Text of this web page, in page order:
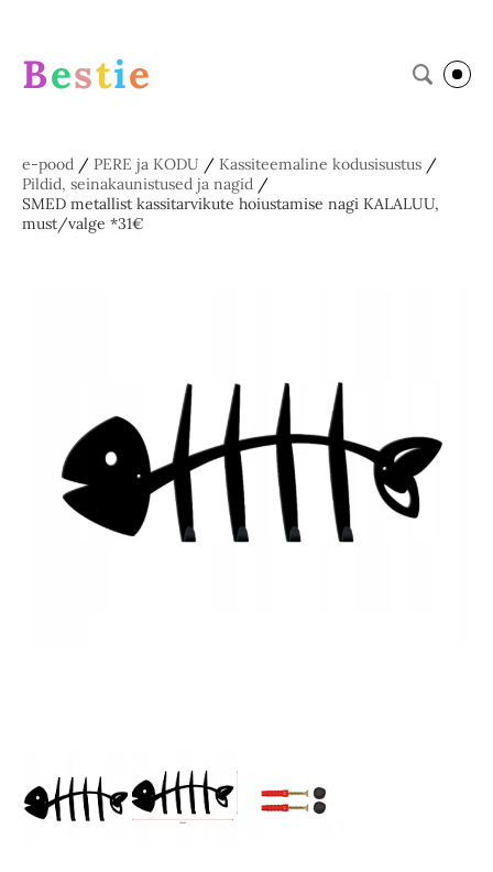
Bestie
e-pood / PERE ja KODU / Kassiteemaline kodusisustus /
Pildid, seinakaunistused ja nagid /
SMED metallist kassitarvikute hoiustamise nagi KALALUU,
must/valge *31€